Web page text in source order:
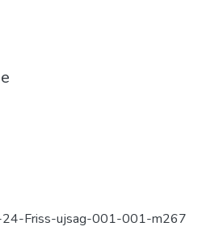
Friss-ujsag-001-001-m267